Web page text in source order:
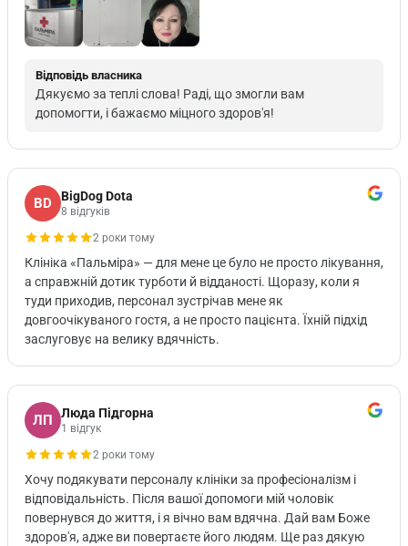
Відповідь власника
Дякуємо за теплі слова! Раді, що змогли вам
допомогти, і бажаємо міцного здоров'я!
BD BigDog Dota
8 відгуків
2 роки тому
Клініка «Пальміра» — для мене це було не просто лікування,
а справжній дотик турботи й відданості. Щоразу, коли я
туди приходив, персонал зустрічав мене як
довгоочікуваного гостя, а не просто пацієнта. Їхній підхід
заслуговує на велику вдячність.
ЛП Люда Підгорна
1 відгук
2 роки тому
Хочу подякувати персоналу клініки за професіоналізм і
відповідальність. Після вашої допомоги мій чоловік
повернувся до життя, і я вічно вам вдячна. Дай вам Боже
здоров'я, адже ви повертаєте його людям. Ще раз дякую